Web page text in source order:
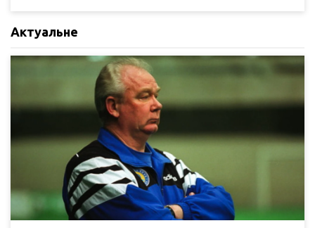
Актуальне